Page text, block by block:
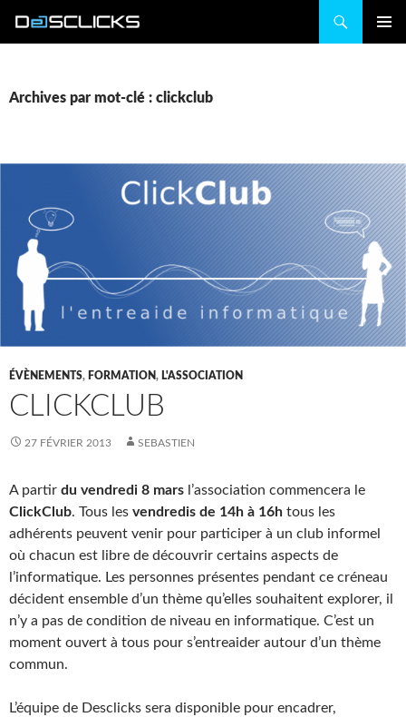
Archives par mot-clé : clickclub
ÉVÈNEMENTS, FORMATION, L'ASSOCIATION
CLICKCLUB
27 FÉVRIER 2013 SEBASTIEN
A partir du vendredi 8 mars l’association commencera le
ClickClub. Tous les vendredis de 14h à 16h tous les
adhérents peuvent venir pour participer à un club informel
où chacun est libre de découvrir certains aspects de
l’informatique. Les personnes présentes pendant ce créneau
décident ensemble d’un thème qu’elles souhaitent explorer, il
n’y a pas de condition de niveau en informatique. C’est un
moment ouvert à tous pour s’entreaider autour d’un thème
commun.
L’équipe de Desclicks sera disponible pour encadrer,